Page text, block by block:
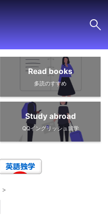
Read books
多読のすすめ
Study abroad
QQイングリッシュ留学
>